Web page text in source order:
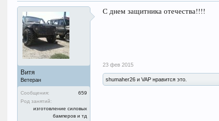
Витя
Ветеран
Сообщения:
659
Род занятий:
изготовление силовых
бамперов и тд
С днем защитника отечества!!!!
23 фев 2015
shumaher26 и VAP нравится это.